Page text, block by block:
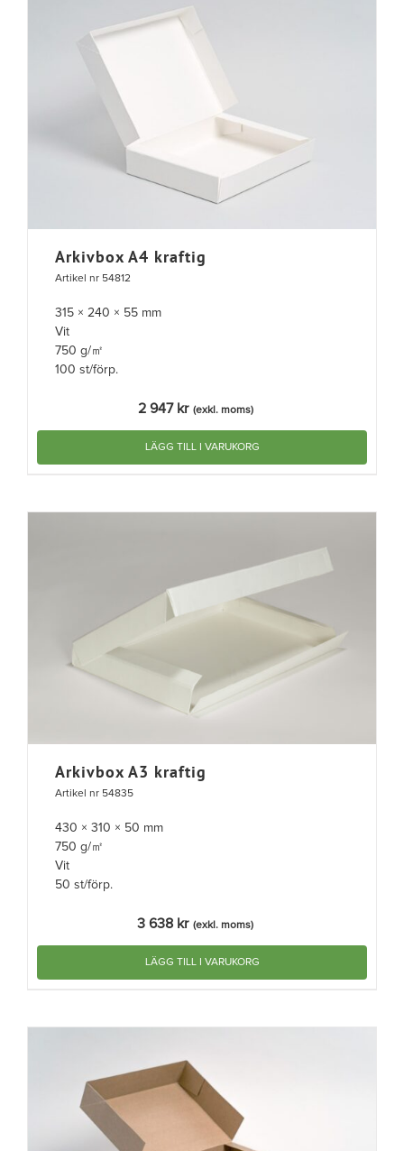
Arkivbox A4 kraftig
Artikel nr 54812
315 × 240 × 55 mm
Vit
750 g/㎡
100 st/förp.
2 947 kr (exkl. moms)
LÄGG TILL I VARUKORG
Arkivbox A3 kraftig
Artikel nr 54835
430 × 310 × 50 mm
750 g/㎡
Vit
50 st/förp.
3 638 kr (exkl. moms)
LÄGG TILL I VARUKORG